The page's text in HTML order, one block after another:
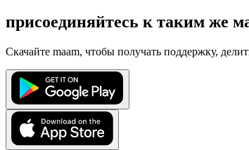
присоединяйтесь к таким же
Скачайте maam, чтобы получать поддержку,